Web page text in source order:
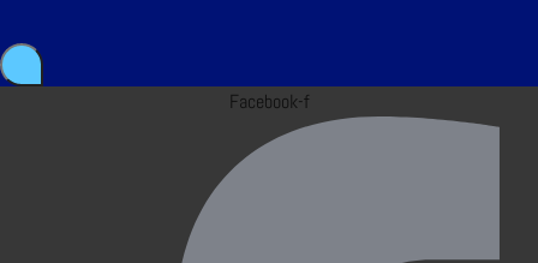
Facebook-f